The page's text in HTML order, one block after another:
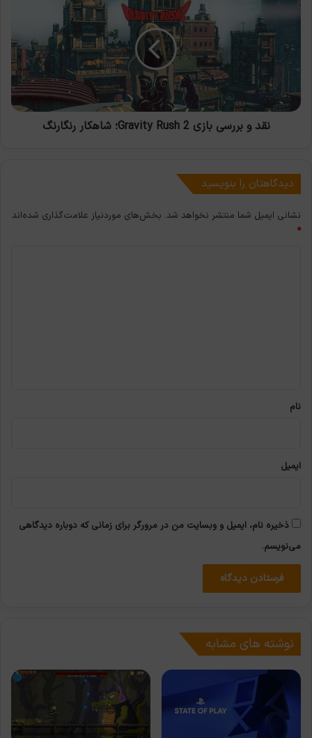
بررسی
Gravity
Rush
شاهکار
رنگارنگ
نقد و بررسی بازی Gravity Rush 2؛ شاهکار رنگارنگ
دیدگاهتان را بنویسید
نشانی ایمیل شما منتشر نخواهد شد. بخش‌های موردنیاز علامت‌گذاری شده‌اند
*
نام
ایمیل
ذخیره نام، ایمیل و وبسایت من در مرورگر برای زمانی که دوباره دیدگاهی
می‌نویسم.
نوشته های مشابه